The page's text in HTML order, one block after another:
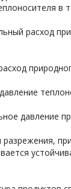
в
расход
давление
разрежения,